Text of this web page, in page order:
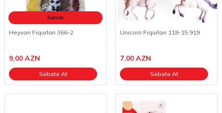
Satıldı
Heyvan Fiqurları 366-2
9,00 AZN
Səbətə At
Unicorn Fiqurları 118-15 919
7,00 AZN
Səbətə At